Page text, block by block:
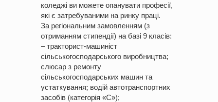
коледжі ви можете опанувати професії,
які є затребуваними на ринку праці.
За регіональним замовленням (з
отриманням стипендії) на базі 9 класів:
– тракторист-машиніст
сільськогосподарського виробництва;
слюсар з ремонту
сільськогосподарських машин та
устаткування; водій автотранспортних
засобів (категорія «С»);